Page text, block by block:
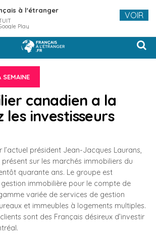
SEMAINE
canadien a la
les investisseurs
l’actuel président Jean-Jacques Laurans,
sur les marchés immobiliers du
quarante ans. Le groupe est
immobilière pour le compte de
variée de services de gestion
et immeubles à logements multiples.
sont des Français désireux d’investir
à l'étranger
Play
VOIR